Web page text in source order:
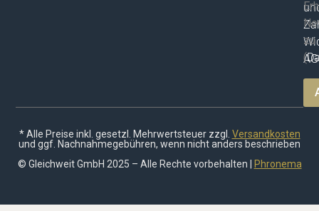
zu
(
* Alle Preise inkl. gesetzl. Mehrwertsteuer zzgl. Versandkosten
und ggf. Nachnahmegebühren, wenn nicht anders beschrieben
© Gleichweit GmbH 2025 – Alle Rechte vorbehalten |
Phronema